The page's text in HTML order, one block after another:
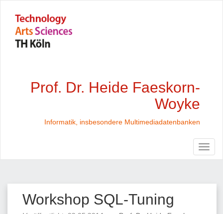
Prof. Dr. Heide Faeskorn-
Woyke
Informatik, insbesondere Multimediadatenbanken
Workshop SQL-Tuning